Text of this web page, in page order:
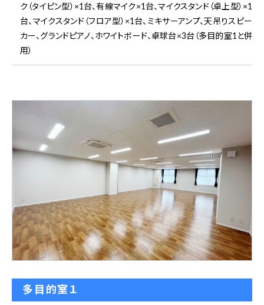
ク（タイピン型）×1台、有線マイク×1台、マイクスタンド（卓上型）×1
台、マイクスタンド（フロア型）×1台、ミキサーアンプ、天吊りスピー
カー、グランドピアノ、ホワイトボード、卓球台×3台（多目的室1と併
用）
多目的室１